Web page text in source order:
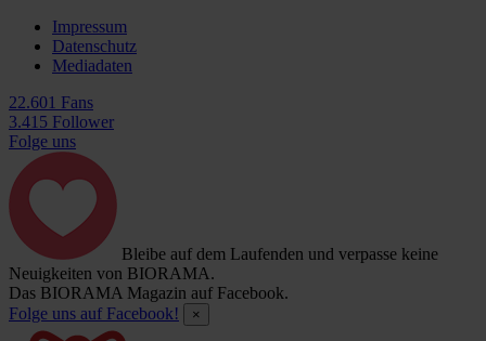
Impressum
Datenschutz
Mediadaten
22.601 Fans
3.415 Follower
Folge uns
Bleibe auf dem Laufenden und verpasse keine
Neuigkeiten von BIORAMA.
Das BIORAMA Magazin auf Facebook.
Folge uns auf Facebook!
×